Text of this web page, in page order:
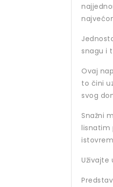
snagu i
Ovaj
to čini
svog
Snažni
lisnatim
Uživajte